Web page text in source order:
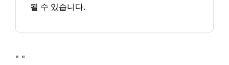
될 수 있습니다.
" "